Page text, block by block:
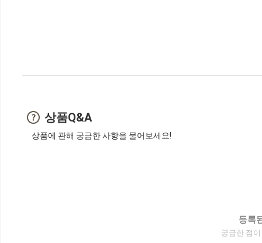
상품Q&A
상품에 관해 궁금한 사항을 물어보세요!
등록
궁금한 점